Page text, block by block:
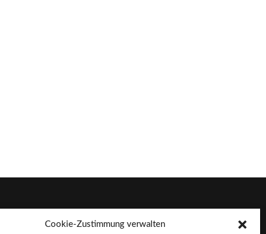
Cookie-Zustimmung verwalten